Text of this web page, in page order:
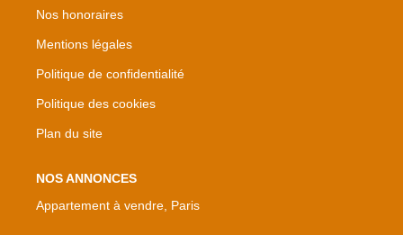
Nos honoraires
Mentions légales
Politique de confidentialité
Politique des cookies
Plan du site
NOS ANNONCES
Appartement à vendre, Paris